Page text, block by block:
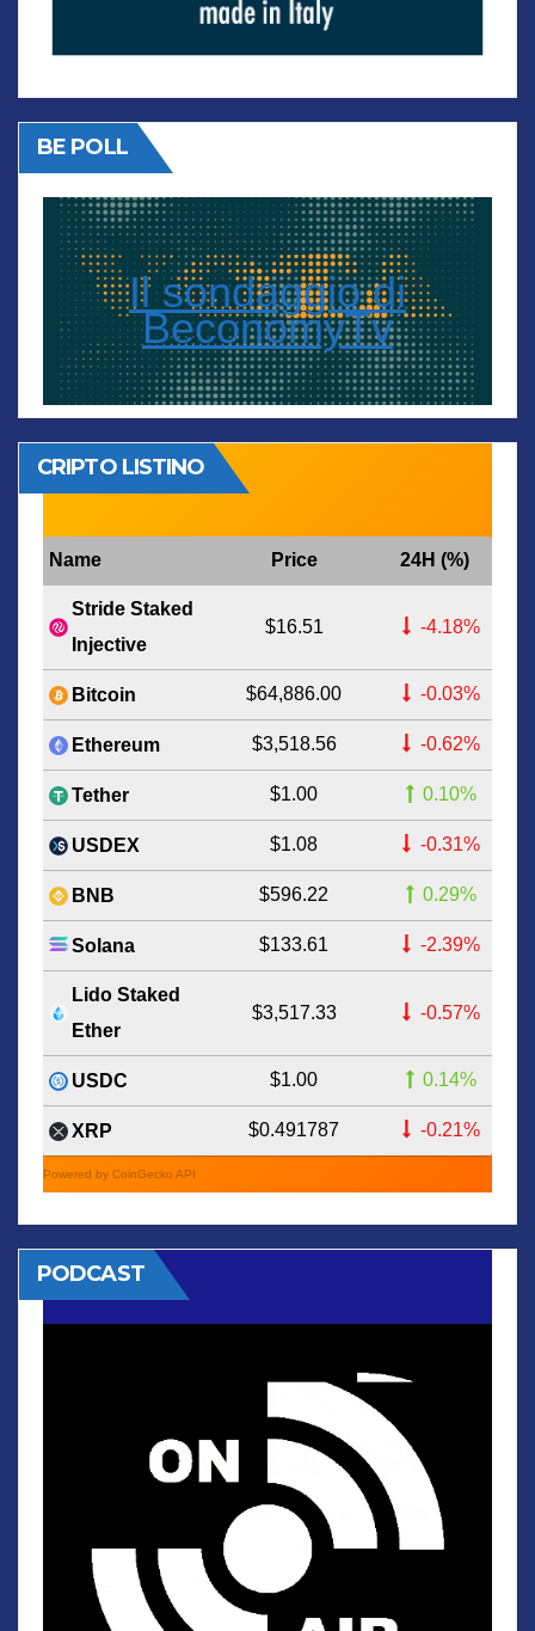
BE POLL
Il sondaggio di
BeconomyTv
CRIPTO LISTINO
Name Price 24H (%)
Stride Staked
Injective
$16.51 -4.18%
Bitcoin $64,886.00 -0.03%
Ethereum $3,518.56 -0.62%
Tether $1.00 0.10%
USDEX $1.08 -0.31%
BNB $596.22 0.29%
Solana $133.61 -2.39%
Lido Staked
Ether
$3,517.33 -0.57%
USDC $1.00 0.14%
XRP $0.491787 -0.21%
Powered by CoinGecko API
PODCAST